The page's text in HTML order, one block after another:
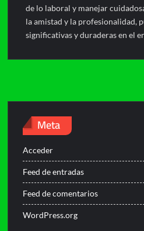
de lo laboral y manejar
la amistad y la profesionalidad,
significativas y duraderas en el
Meta
Acceder
Feed de entradas
Feed de comentarios
WordPress.org